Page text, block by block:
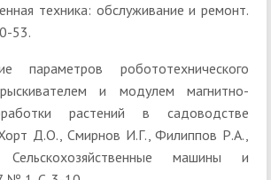
техника: обслуживание и ремонт.
53.
параметров робототехнического
и модулем магнитно-
растений в садоводстве
Д.О., Смирнов И.Г., Филиппов Р.А.,
машины и